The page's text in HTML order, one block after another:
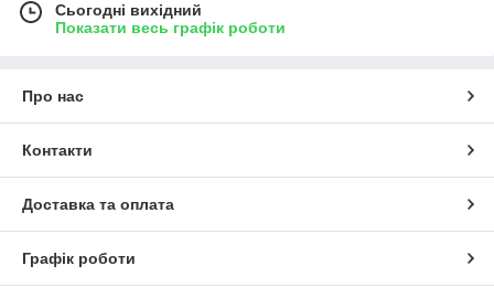
Сьогодні вихідний
Показати весь графік роботи
Про нас
Контакти
Доставка та оплата
Графік роботи